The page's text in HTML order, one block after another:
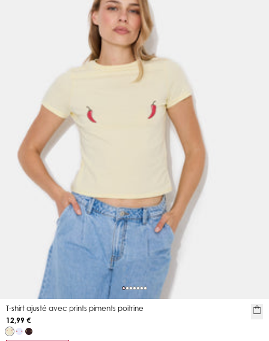
T-shirt ajusté avec prints piments poitrine
12,99 €